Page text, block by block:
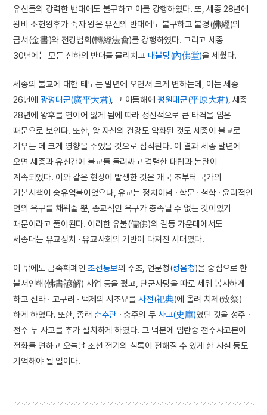
유신들의 강력한 반대에도 불구하고 이를 강행하였다. 또, 세종 28년에
왕비 소헌왕후가 죽자 왕은 유신의 반대에도 불구하고 불경(佛經)의
금서(金書)와 전경법회(轉經法會)를 강행하였다. 그리고 세종
30년에는 모든 신하의 반대를 물리치고 내불당(內佛堂)을 세웠다.
세종의 불교에 대한 태도는 말년에 오면서 크게 변하는데, 이는 세종
26년에 광평대군(廣平大君) , 그 이듬해에평원대군(平原大君) , 세종
28년에 왕후를 연이어 잃게 됨에 따라 정신적으로 큰 타격을 입은
때문으로 보인다. 또한, 왕 자신의 건강도 악화된 것도 세종이 불교로
기우는 데 크게 영향을 주었을 것으로 짐작된다. 이 결과 세종 말년에
오면 세종과 유신간에 불교를 둘러싸고 격렬한 대립과 논란이
계속되었다. 이와 같은 현상이 발생한 것은 개국 초부터 국가의
기본시책이 숭유억불이었으나, 유교는 정치이념 · 학문 · 철학 · 윤리적인
면의 욕구를 채워줄 뿐, 종교적인 욕구가 충족될 수 없는 것이었기
때문이라고 풀이된다. 이러한 유불(儒佛)의 갈등 가운데에서도
세종대는 유교정치 · 유교사회의 기반이 다져진 시대였다.
이 밖에도 금속화폐인 조선통보의 주조, 언문청(정음청)을 중심으로 한
불서언해(佛書諺解) 사업 등을 폈고, 단군사당을 따로 세워 봉사하게
하고 신라 · 고구려 · 백제의 시조묘를사전(祀典)에 올려 치제(致祭)
하게 하였다. 또한, 종래춘추관 · 충주의 두 사고(史庫)였던 것을 성주 ·
전주 두 사고를 추가 설치하게 하였다. 그 덕분에 임란중 전주사고본이
전화를 면하고 오늘날 조선 전기의 실록이 전해질 수 있게 한 사실 등도
기억해야 될 일이다.